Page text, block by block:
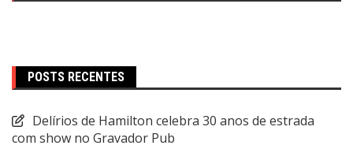
POSTS RECENTES
Delírios de Hamilton celebra 30 anos de estrada
com show no Gravador Pub